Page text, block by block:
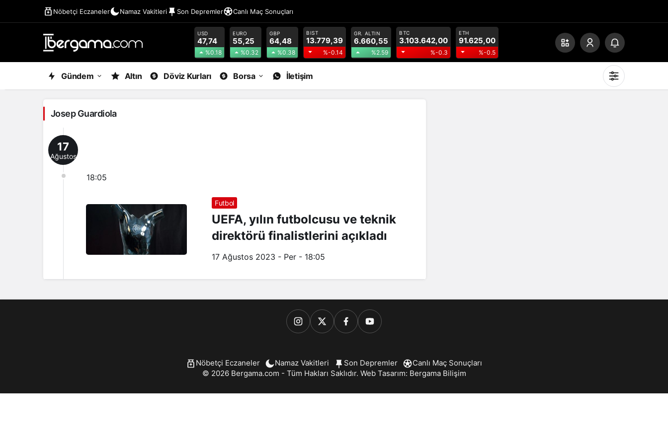
Nöbetçi Eczaneler Namaz Vakitleri Son Depremler Canlı Maç Sonuçları
Josep
Guardiola
Haberleri
USD
47,74
%0.18
EURO
55,25
%0.32
GBP
64,48
%0.38
BIST
13.779,39
%-0.14
GR. ALTIN
6.660,55
%2.59
BTC
3.103.642,00
%-0.3
ETH
91.625,00
%-0.5
Gündem Altın Döviz Kurları Borsa İletişim
Mod
değiştir
Josep Guardiola
17
Ağustos
18:05
Futbol
UEFA, yılın futbolcusu ve teknik
direktörü finalistlerini açıkladı
17 Ağustos 2023 - Per - 18:05
Nöbetçi Eczaneler Namaz Vakitleri Son Depremler
Canlı Maç Sonuçları
© 2026 Bergama.com - Tüm Hakları Saklıdır. Web Tasarım: Bergama Bilişim